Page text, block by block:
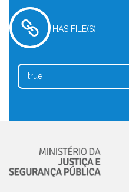
HAS FILE(S)
true